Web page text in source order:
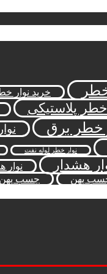
خرید نوار
پلاستیکی
خطر برق
نوار خطر لوله نفت
هشدار نوار
پهن چسب